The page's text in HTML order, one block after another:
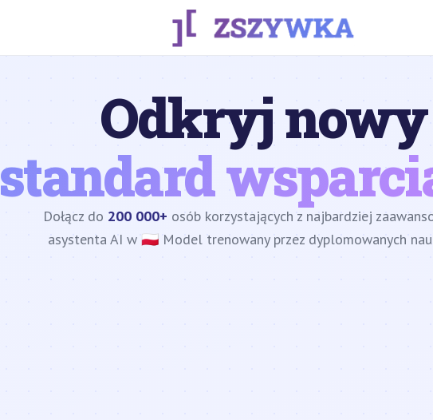
Odkryj nowy
standard
Dołącz do 200 000+ osób korzystających z najbardziej
asystenta AI w 🇵🇱 Model trenowany przez dyplomowanych